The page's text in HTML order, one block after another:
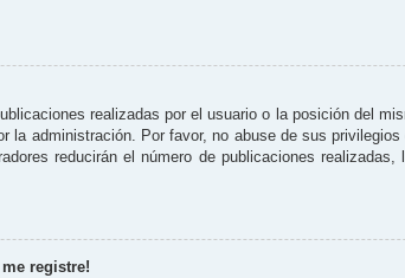
realizadas por el usuario o la posición del
la administración. Por favor, no abuse de sus
reducirán el número de publicaciones
registre!